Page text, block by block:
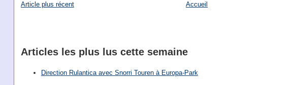
Article plus récent Accueil
Articles les plus lus cette semaine
Direction Rulantica avec Snorri Touren à Europa-Park